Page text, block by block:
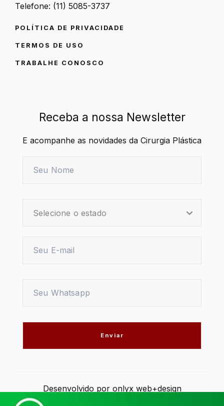
Telefone: (11) 5085-3737
POLÍTICA DE PRIVACIDADE
TERMOS DE USO
TRABALHE CONOSCO
Receba a nossa Newsletter
E acompanhe as novidades da Cirurgia Plástica
Desenvolvido por onlyx web+design